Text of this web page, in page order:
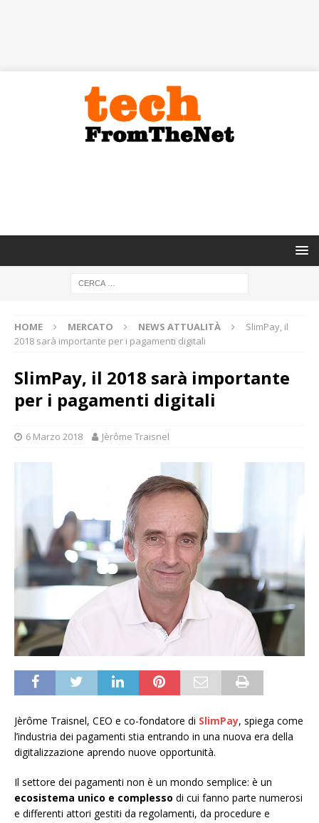
HOME MERCATO NEWS ATTUALITÀ
SlimPay, il
2018 sarà importante per i pagamenti digitali
SlimPay, il 2018 sarà importante
per i pagamenti digitali
6 Marzo 2018 Jèrôme Traisnel
Jèrôme Traisnel, CEO e co-fondatore di SlimPay, spiega come
l’industria dei pagamenti stia entrando in una nuova era della
digitalizzazione aprendo nuove opportunità.
Il settore dei pagamenti non è un mondo semplice: è un
ecosistema unico e complesso di cui fanno parte numerosi
e differenti attori gestiti da regolamenti, da procedure e